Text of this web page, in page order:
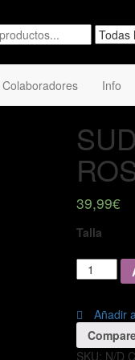
Colaboradores Info
39,99€
Talla
BLACK
cantidad
Añadir
SKU: N/D